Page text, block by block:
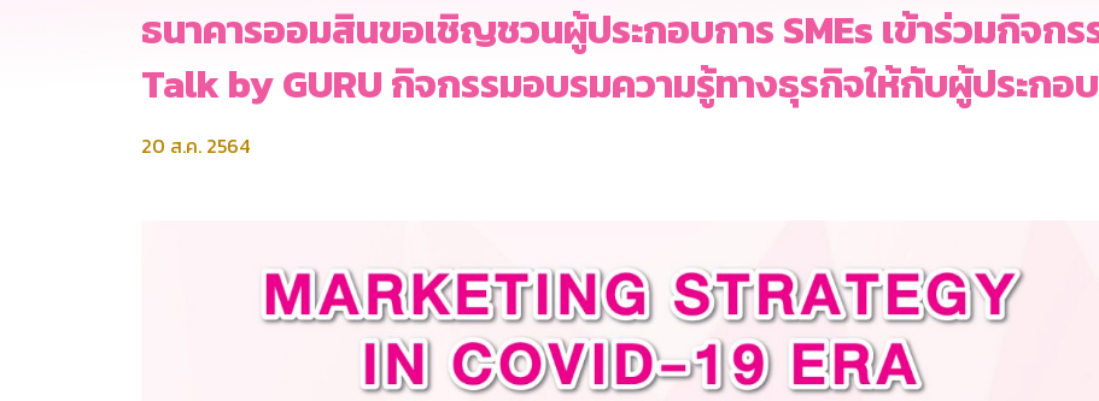
ธนาคารออมสินขอเชิญชวนผู้ประกอบการ SMEs เข้าร่วมกิจก
Talk by GURU กิจกรรมอบรมความรู้ทางธุรกิจให้กับผู้ประกอบ
20 ส.ค. 2564